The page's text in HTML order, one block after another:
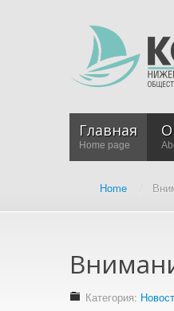
Главная
Home page
О
Home
Категория: